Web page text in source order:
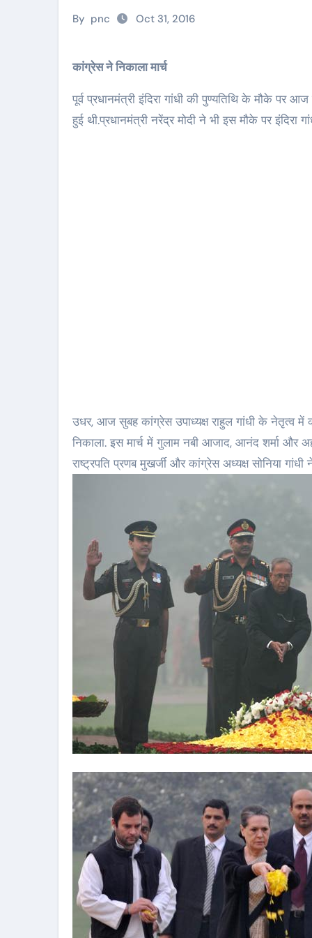
By pnc Oct 31, 2016
कांग्रेस ने निकाला मार्च
पूर्व प्रधानमंत्री इंदिरा गांधी की पुण्यतिथि के मौके पर
हुई थी.प्रधानमंत्री नरेंद्र मोदी ने भी इस मौके पर इंदिरा
उधर, आज सुबह कांग्रेस उपाध्यक्ष राहुल गांधी के नेतृत्व में
निकाला. इस मार्च में गुलाम नबी आजाद, आनंद शर्मा और
राष्ट्रपति प्रणब मुखर्जी और कांग्रेस अध्यक्ष सोनिया गांधी